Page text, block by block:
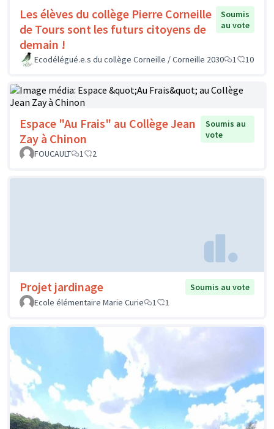
Les élèves du collège Pierre Corneille
de Tours sont les futurs citoyens de
demain !
Soumis
au vote
Ecodélégué.e.s du collège Corneille / Corneille 2030 1 10
Espace "Au Frais" au Collège Jean
Zay à Chinon
Soumis au
vote
FOUCAULT
1 2
Projet jardinage
Soumis au vote
Ecole élémentaire Marie Curie
1 1